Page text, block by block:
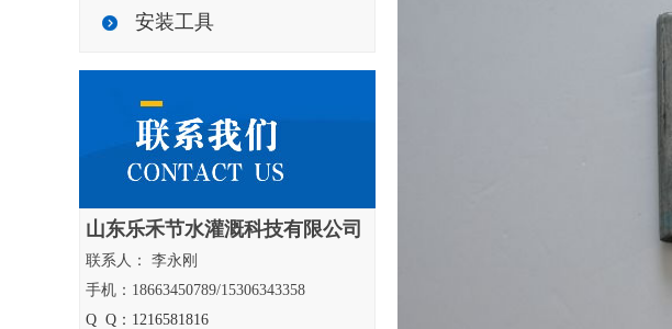
安装工具
山东乐禾节水灌溉科技有限公司
联系人： 李永刚
手机：18663450789/15306343358
Q Q：1216581816